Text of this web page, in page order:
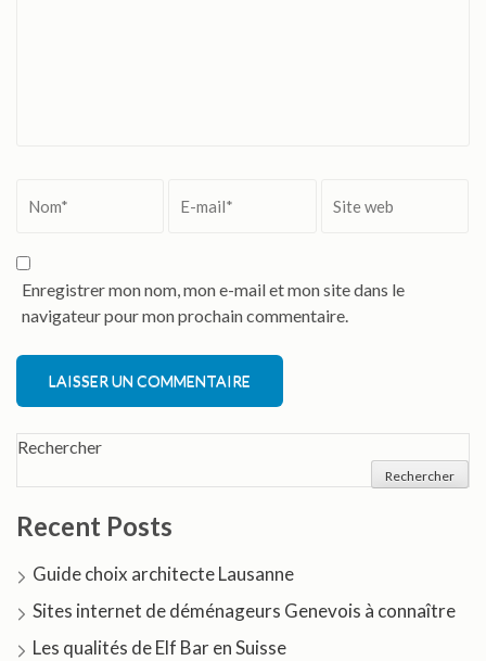
web
Enregistrer mon nom, mon e-mail et mon site dans le
navigateur pour mon prochain commentaire.
Alternative:
Rechercher
Rechercher
Recent Posts
Guide choix architecte Lausanne
Sites internet de déménageurs Genevois à connaître
Les qualités de Elf Bar en Suisse